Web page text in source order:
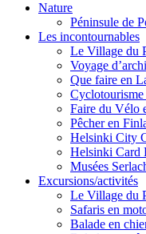
Nature
Péninsule de
Les incontournables
Le Village du
Voyage
Que faire en
Cyclotourisme
Faire du Vélo
Pêcher en
Helsinki City
Helsinki Card
Musées
Excursions/activités
Le Village du
Safaris en
Balade en